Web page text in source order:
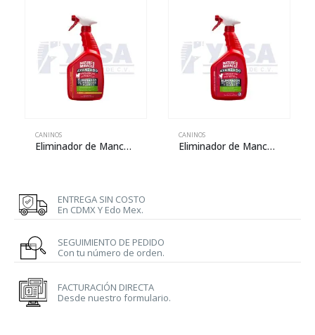
CANINOS
Eliminador de Manchas y Olores Avanzado para Perros – Aroma a Limón – 946 ml
CANINOS
Eliminador de Manchas y Olores Avanzado para Perros – 946 ml
ENTREGA SIN COSTO
En CDMX Y Edo Mex.
SEGUIMIENTO DE PEDIDO
Con tu número de orden.
FACTURACIÓN DIRECTA
Desde nuestro formulario.